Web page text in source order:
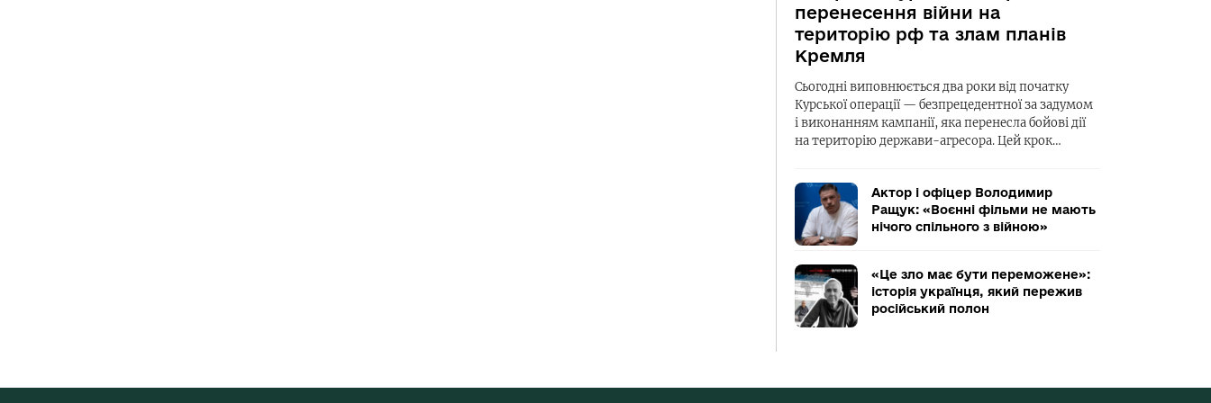
перенесення війни на
територію рф та злам планів
Кремля
Сьогодні виповнюється два роки від початку
Курської операції — безпрецедентної за задумом
і виконанням кампанії, яка перенесла бойові дії
на територію держави-агресора. Цей крок…
Актор і офіцер Володимир
Ращук: «Воєнні фільми не мають
нічого спільного з війною»
«Це зло має бути переможене»:
історія українця, який пережив
російський полон